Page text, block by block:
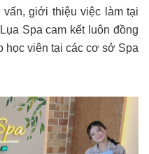
giới thiệu việc làm tại
Spa cam kết luôn đồng
học viên tại các cơ sở Spa